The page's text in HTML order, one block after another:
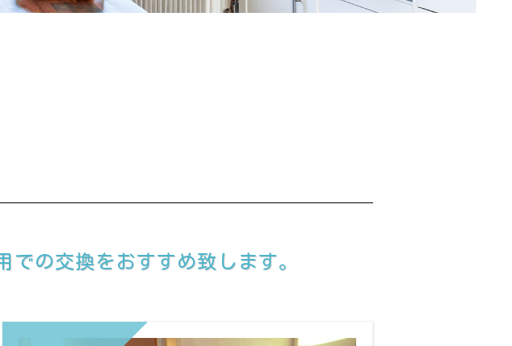
の交換をおすすめ致します。